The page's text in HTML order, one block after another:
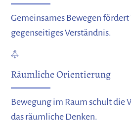
Gemeinsames Bewegen
gegenseitiges Verständnis.
Räumliche Orientierung
Bewegung im Raum schult die
das räumliche Denken.